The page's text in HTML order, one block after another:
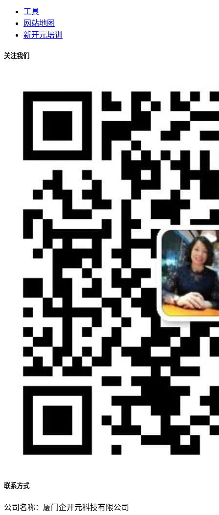
工具
网站地图
新开元培训
关注我们
联系方式
公司名称：厦门企开元科技有限公司